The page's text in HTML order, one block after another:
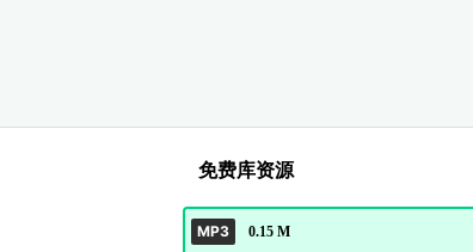
免费库资源
MP3 0.15 M